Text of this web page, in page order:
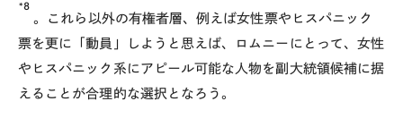
*8
。これら以外の有権者層、例えば女性票やヒスパニック
票を更に「動員」しようと思えば、ロムニーにとって、女性
やヒスパニック系にアピール可能な人物を副大統領候補に据
えることが合理的な選択となろう。